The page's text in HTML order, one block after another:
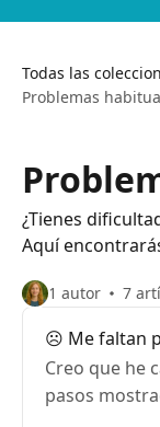
Todas las
Problemas
¿Tienes
Aquí
1 autor 7
☹️ Me faltan
Creo que he
pasos